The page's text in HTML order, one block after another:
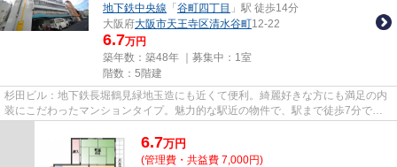
地下鉄中央線 「 谷町四丁目 」駅 徒歩14分
大阪府大阪市天王寺区清水谷町12-22
6.7万円
築年数：築48年 ｜募集中： 1室
階数：5階建
杉田ビル：地下鉄長堀鶴見緑地玉造にも近くて便利。綺麗好きな方にも満足の内
装にこだわったマンションタイプ。魅力的な駅近の物件で、駅まで徒歩7分で
6.7万円
(管理費・共益費 7,000円)